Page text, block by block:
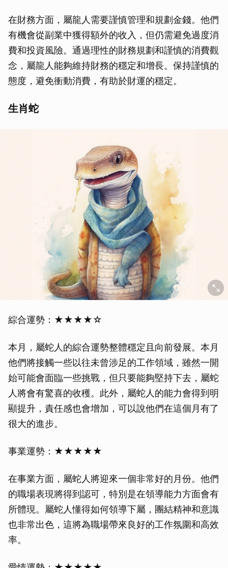
在財務方面，屬龍人需要謹慎管理和規劃金錢。他們
有機會從副業中獲得額外的收入，但仍需避免過度消
費和投資風險。通過理性的財務規劃和謹慎的消費觀
念，屬龍人能夠維持財務的穩定和增長。保持謹慎的
態度，避免衝動消費，有助於財運的穩定。
生肖蛇
綜合運勢：★★★★☆
本月，屬蛇人的綜合運勢整體穩定且向前發展。本月
他們將接觸一些以往未曾涉足的工作領域，雖然一開
始可能會面臨一些挑戰，但只要能夠堅持下去，屬蛇
人將會有驚喜的收穫。此外，屬蛇人的能力會得到明
顯提升，責任感也會增加，可以說他們在這個月有了
很大的進步。
事業運勢：★★★★★
在事業方面，屬蛇人將迎來一個非常好的月份。他們
的職場表現將得到認可，特別是在領導能力方面會有
所體現。屬蛇人懂得如何領導下屬，團結精神和意識
也非常出色，這將為職場帶來良好的工作氛圍和高效
率。